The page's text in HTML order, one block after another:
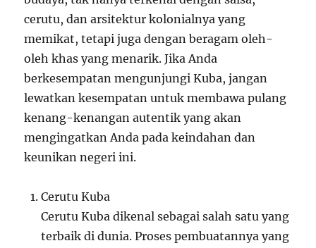
cerutu, dan arsitektur kolonialnya yang
memikat, tetapi juga dengan beragam oleh-
oleh khas yang menarik. Jika Anda
berkesempatan mengunjungi Kuba, jangan
lewatkan kesempatan untuk membawa pulang
kenang-kenangan autentik yang akan
mengingatkan Anda pada keindahan dan
keunikan negeri ini.
Cerutu Kuba
Cerutu Kuba dikenal sebagai salah satu yang
terbaik di dunia. Proses pembuatannya yang